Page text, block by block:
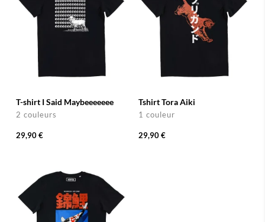
T-shirt I Said Maybeeeeeee
2 couleurs
29,90 €
Tshirt Tora Aiki
1 couleur
29,90 €